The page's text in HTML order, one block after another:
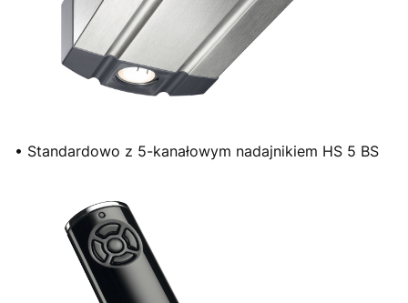
• Standardowo z 5-kanałowym nadajnikiem HS 5 BS